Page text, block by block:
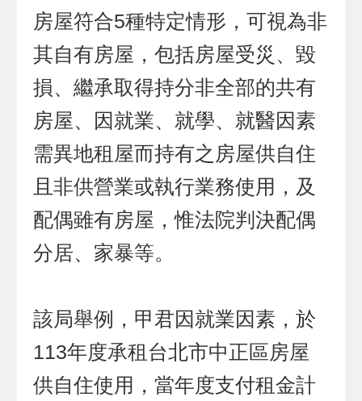
房屋符合5種特定情形，可視為非
其自有房屋，包括房屋受災、毀
損、繼承取得持分非全部的共有
房屋、因就業、就學、就醫因素
需異地租屋而持有之房屋供自住
且非供營業或執行業務使用，及
配偶雖有房屋，惟法院判決配偶
分居、家暴等。
該局舉例，甲君因就業因素，於
113年度承租台北市中正區房屋
供自住使用，當年度支付租金計